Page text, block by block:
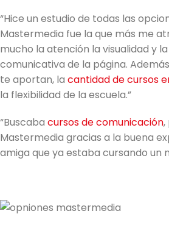
“Hice un estudio de todas las
Mastermedia fue la que más me
mucho la atención la visualidad y
comunicativa de la página.
te aportan, la cantidad de cursos
la flexibilidad de la escuela.”
“Buscaba cursos de comunicación,
Mastermedia gracias a la buena
amiga que ya estaba cursando un